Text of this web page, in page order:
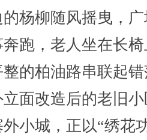
杨柳随风摇曳，
跑，老人坐在长
的柏油路串联起
面改造后的老旧
小城，正以“绣花